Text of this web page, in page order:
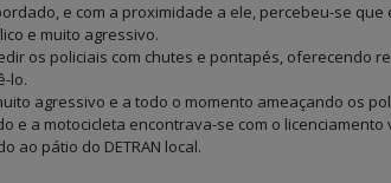
e com a proximidade a ele, percebeu-se que
e muito agressivo.
os policiais com chutes e pontapés, oferecendo
lo.
agressivo e a todo o momento ameaçando os
e a motocicleta encontrava-se com o licenciamento
ao pátio do DETRAN local.